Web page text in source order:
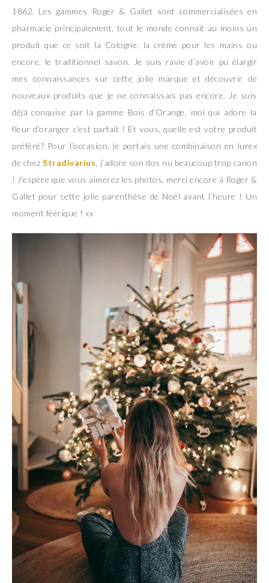
1862. Les gammes Roger & Gallet sont commercialisées en
pharmacie principalement, tout le monde connait au moins un
produit que ce soit la Cologne, la crème pour les mains ou
encore, le traditionnel savon. Je suis ravie d’avoir pu élargir
mes connaissances sur cette jolie marque et découvrir de
nouveaux produits que je ne connaissais pas encore. Je suis
déjà conquise par la gamme Bois d’Orange, moi qui adore la
fleur d’oranger c’est parfait ! Et vous, quelle est votre produit
préféré? Pour l’occasion, je portais une combinaison en lurex
de chezStradivarius , j’adore son dos nu beaucoup trop canon
! J’espère que vous aimerez les photos, merci encore à Roger &
Gallet pour cette jolie parenthèse de Noël avant l’heure ! Un
moment féérique ! xx